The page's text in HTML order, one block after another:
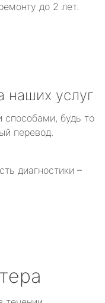
до 2 лет.
наших услуг
будь то
перевод.
диагностики –